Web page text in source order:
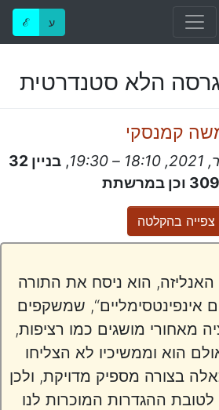
ℰ ע
הלא סטנדרטית
קמנסקי
,
בניין 32
צפייה בהקלטה
האנליזה, הוא ניסח את התורה
אינפינטסימליים“, שמשקפים
מאחורי מושגים כמו רציפות,
הוא וממשיכיו לא הצליחו
בצורה מספיק מדויקת, ולכן
ההגדרות המוכרות לנו